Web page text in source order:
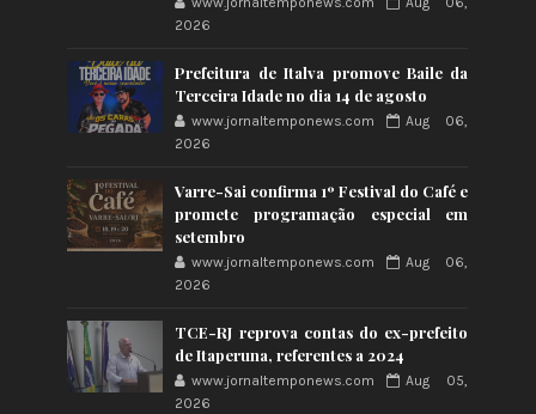
2026
Prefeitura de Italva promove Baile da
Terceira Idade no dia 14 de agosto
www.jornaltemponews.com
Aug 06,
2026
Varre-Sai confirma 1º Festival do Café e
promete programação especial em
setembro
www.jornaltemponews.com
Aug 06,
2026
TCE-RJ reprova contas do ex-prefeito
de Itaperuna, referentes a 2024
www.jornaltemponews.com
Aug 05,
2026